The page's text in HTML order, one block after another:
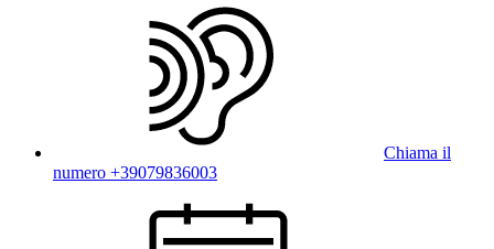
Chiama il
numero +39079836003